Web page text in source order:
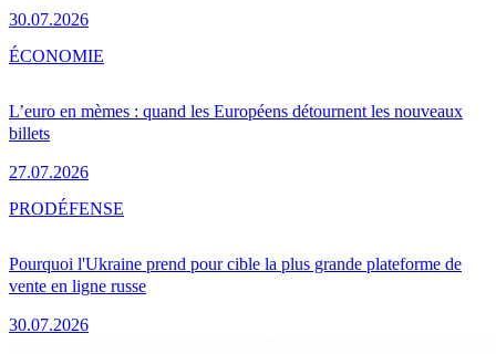
30.07.2026
L’euro en mèmes : quand les Européens détournent les nouveaux
billets
27.07.2026
ÉCONOMIE
Pourquoi l'Ukraine prend pour cible la plus grande plateforme de
vente en ligne russe
30.07.2026
PRODÉFENSE